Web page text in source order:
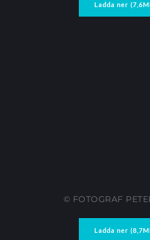
Ladda ner
© FOTOGRAF
Ladda ner